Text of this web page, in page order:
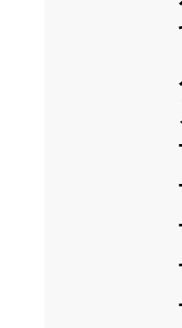
七
十
十
十
十
十